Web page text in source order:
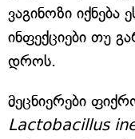
ვაგინოზი იქნება
ინფექციები თუ
დროს.
მეცნიერები
Lactobacillus